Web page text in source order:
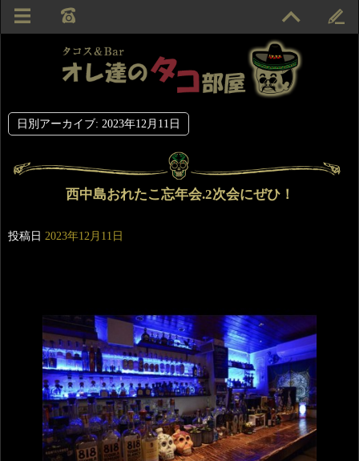
日別アーカイブ: 2023年12月11日
西中島おれたこ忘年会.2次会にぜひ！
投稿日 2023年12月11日